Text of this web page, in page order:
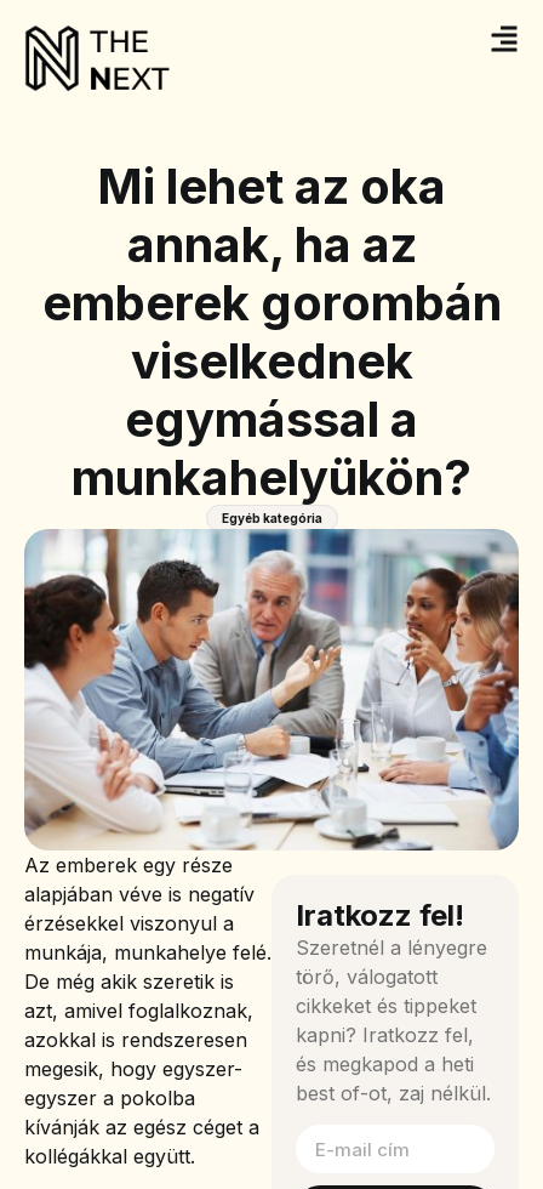
Mi lehet az oka
annak, ha az
emberek gorombán
viselkednek
egymással a
munkahelyükön?
Egyéb kategória
Az emberek egy része
alapjában véve is negatív
érzésekkel viszonyul a
munkája, munkahelye felé.
De még akik szeretik is
azt, amivel foglalkoznak,
azokkal is rendszeresen
megesik, hogy egyszer-
egyszer a pokolba
kívánják az egész céget a
kollégákkal együtt.
Iratkozz fel!
Szeretnél a lényegre
törő, válogatott
cikkeket és tippeket
kapni? Iratkozz fel,
és megkapod a heti
best of-ot, zaj nélkül.